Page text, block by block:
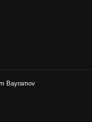
Bayramov